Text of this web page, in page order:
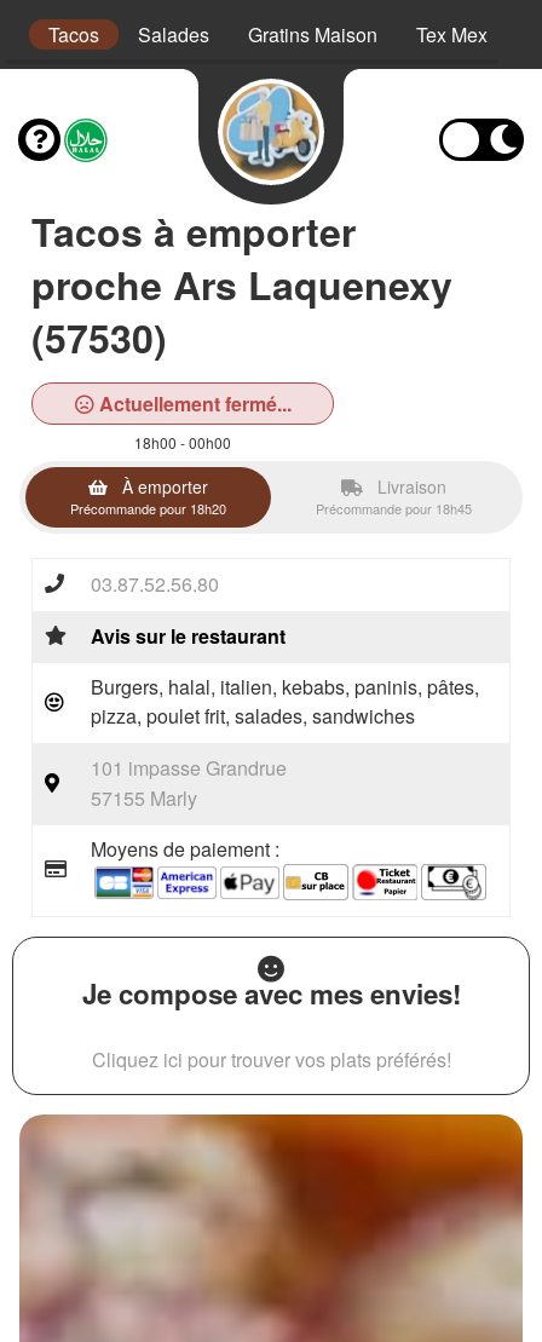
Tacos Salades Gratins Maison Tex Mex
Tacos à emporter
proche Ars Laquenexy
(57530)
Actuellement fermé...
18h00 - 00h00
À emporter
Précommande pour 18h20
Livraison
Précommande pour 18h45
03.87.52.56.80
Avis sur le restaurant
Burgers, halal, italien, kebabs, paninis, pâtes,
pizza, poulet frit, salades, sandwiches
101 impasse Grandrue
57155 Marly
Moyens de paiement :
Je compose avec mes envies!
Cliquez ici pour trouver vos plats préférés!